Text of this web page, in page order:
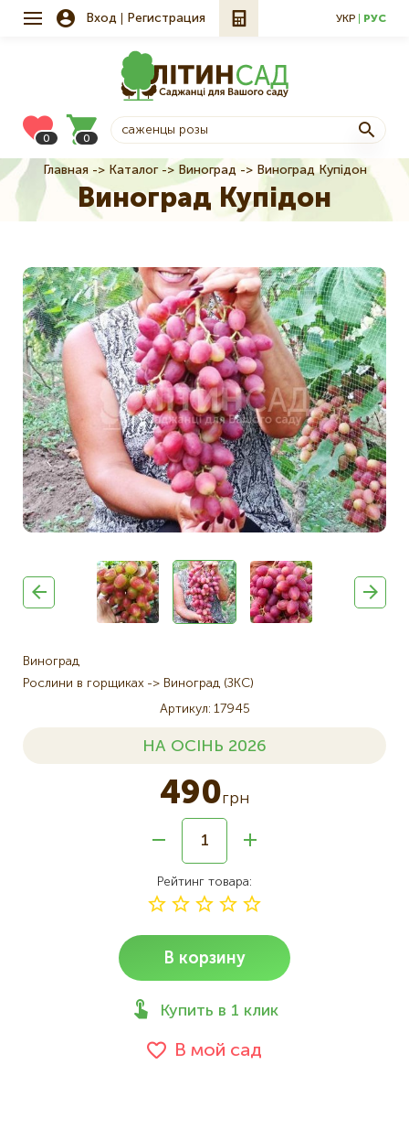
Вход Регистрация УКР РУС
0 0
Строка
навигации
Главная Каталог Виноград Виноград Купідон
Виноград Купідон
Виноград
Рослини в горщиках
Виноград (ЗКС)
Артикул 17945
НА ОСІНЬ 2026
490грн
Рейтинг товара
В корзину
Купить в 1 клик
В мой сад